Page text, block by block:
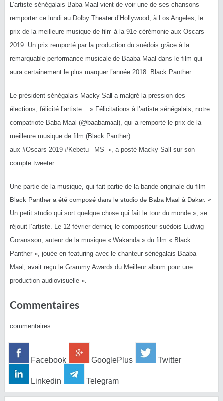
L’artiste sénégalais Baba Maal vient de voir une de ses chansons
remporter ce lundi au Dolby Theater d’Hollywood, à Los Angeles, le
prix de la meilleure musique de film à la 91e cérémonie aux Oscars
2019. Un prix remporté par la production du suédois grâce à la
remarquable performance musicale de Baaba Maal dans le film qui
aura certainement le plus marquer l’année 2018: Black Panther.
Le président sénégalais Macky Sall a malgré la pression des
élections, félicité l’artiste : » Félicitations à l’artiste sénégalais, notre
compatriote Baba Maal (@baabamaal), qui a remporté le prix de la
meilleure musique de film (Black Panther)
aux #Oscars 2019 #Kebetu –MS », a posté Macky Sall sur son
compte tweeter
Une partie de la musique, qui fait partie de la bande originale du film
Black Panther a été composé dans le studio de Baba Maal à Dakar. «
Un petit studio qui sort quelque chose qui fait le tour du monde », se
réjouit l’artiste. Le 12 février dernier, le compositeur suédois Ludwig
Goransson, auteur de la musique « Wakanda » du film « Black
Panther », jouée en featuring avec le chanteur sénégalais Baaba
Maal, avait reçu le Grammy Awards du Meilleur album pour une
production audiovisuelle ».
Commentaires
commentaires
Facebook GooglePlus Twitter
Linkedin Telegram